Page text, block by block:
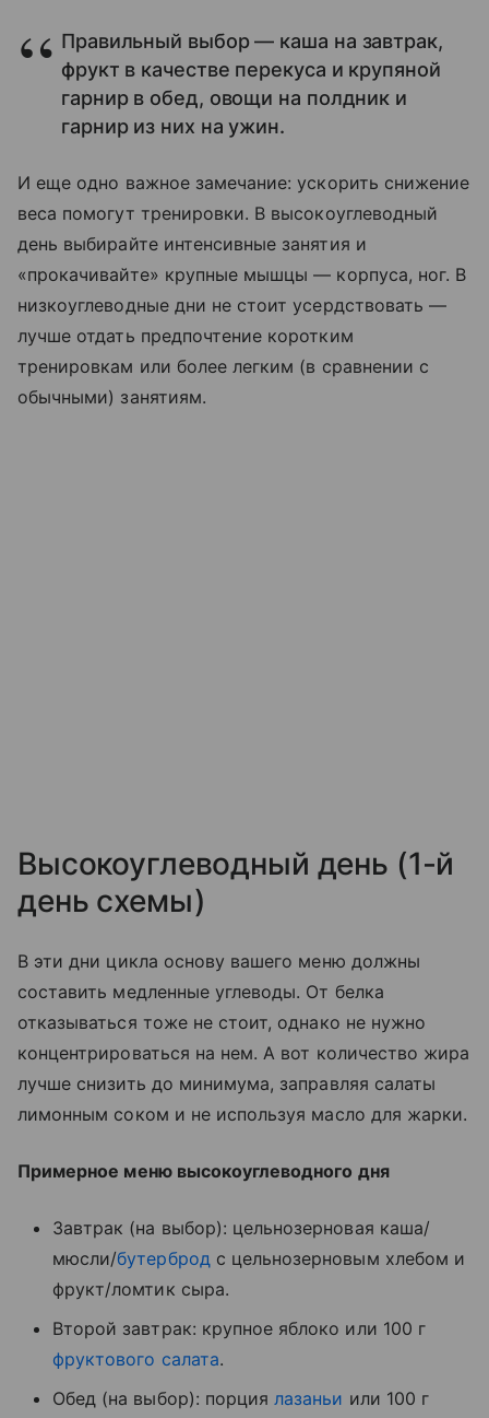
Правильный выбор — каша на завтрак,
фрукт в качестве перекуса и крупяной
гарнир в обед, овощи на полдник и
гарнир из них на ужин.
И еще одно важное замечание: ускорить снижение
веса помогут тренировки. В высокоуглеводный
день выбирайте интенсивные занятия и
«прокачивайте» крупные мышцы — корпуса, ног. В
низкоуглеводные дни не стоит усердствовать —
лучше отдать предпочтение коротким
тренировкам или более легким (в сравнении с
обычными) занятиям.
Высокоуглеводный день (1-й
день схемы)
В эти дни цикла основу вашего меню должны
составить медленные углеводы. От белка
отказываться тоже не стоит, однако не нужно
концентрироваться на нем. А вот количество жира
лучше снизить до минимума, заправляя салаты
лимонным соком и не используя масло для жарки.
Примерное меню высокоуглеводного дня
Завтрак (на выбор): цельнозерновая каша/
мюсли/бутерброд с цельнозерновым хлебом и
фрукт/ломтик сыра.
Второй завтрак: крупное яблоко или 100 г
фруктового салата.
Обед (на выбор): порция лазаньи или 100 г